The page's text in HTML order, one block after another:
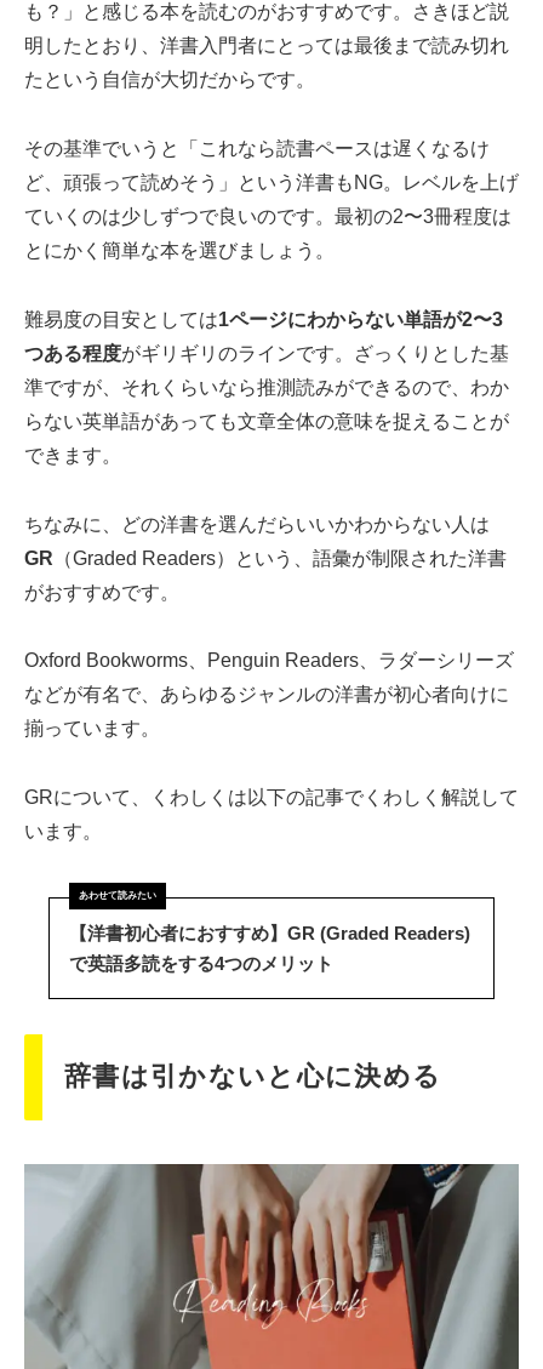
も？」と感じる本を読むのがおすすめです。さきほど説
明したとおり、洋書入門者にとっては最後まで読み切れ
たという自信が大切だからです。
その基準でいうと「これなら読書ペースは遅くなるけ
ど、頑張って読めそう」という洋書もNG。レベルを上げ
ていくのは少しずつで良いのです。最初の2〜3冊程度は
とにかく簡単な本を選びましょう。
難易度の目安としては1ページにわからない単語が2〜3
つある程度がギリギリのラインです。ざっくりとした基
準ですが、それくらいなら推測読みができるので、わか
らない英単語があっても文章全体の意味を捉えることが
できます。
ちなみに、どの洋書を選んだらいいかわからない人は
GR （Graded Readers）という、語彙が制限された洋書
がおすすめです。
Oxford Bookworms、Penguin Readers、ラダーシリーズ
などが有名で、あらゆるジャンルの洋書が初心者向けに
揃っています。
GRについて、くわしくは以下の記事でくわしく解説して
います。
【洋書初心者におすすめ】GR (Graded Readers)
で英語多読をする4つのメリット
辞書は引かないと心に決める